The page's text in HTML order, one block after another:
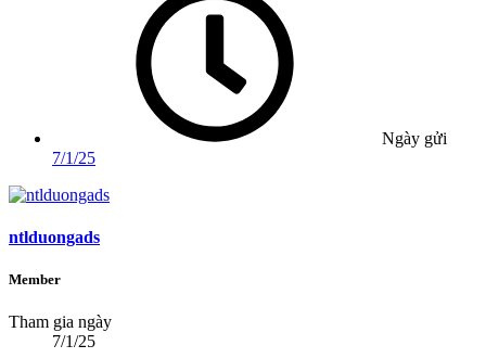
Ngày gửi
7/1/25
ntlduongads
Member
Tham gia ngày
7/1/25